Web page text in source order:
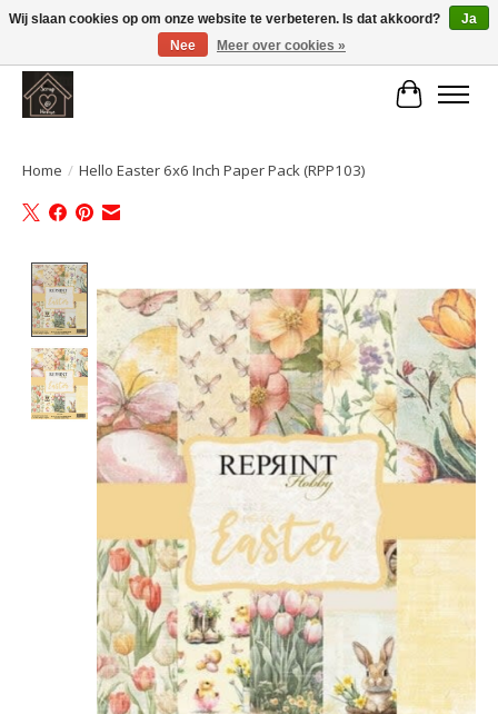
Large selection of products and fast shipping!
Home / Hello Easter 6x6 Inch Paper Pack (RPP103)
Wij slaan cookies op om onze website te verbeteren. Is dat akkoord?
Ja
Nee
Meer over cookies »